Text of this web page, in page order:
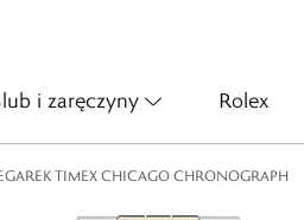
i zaręczyny Rolex
TIMEX CHICAGO CHRONOGRAPH